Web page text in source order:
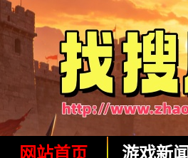
网站首页 游戏新闻